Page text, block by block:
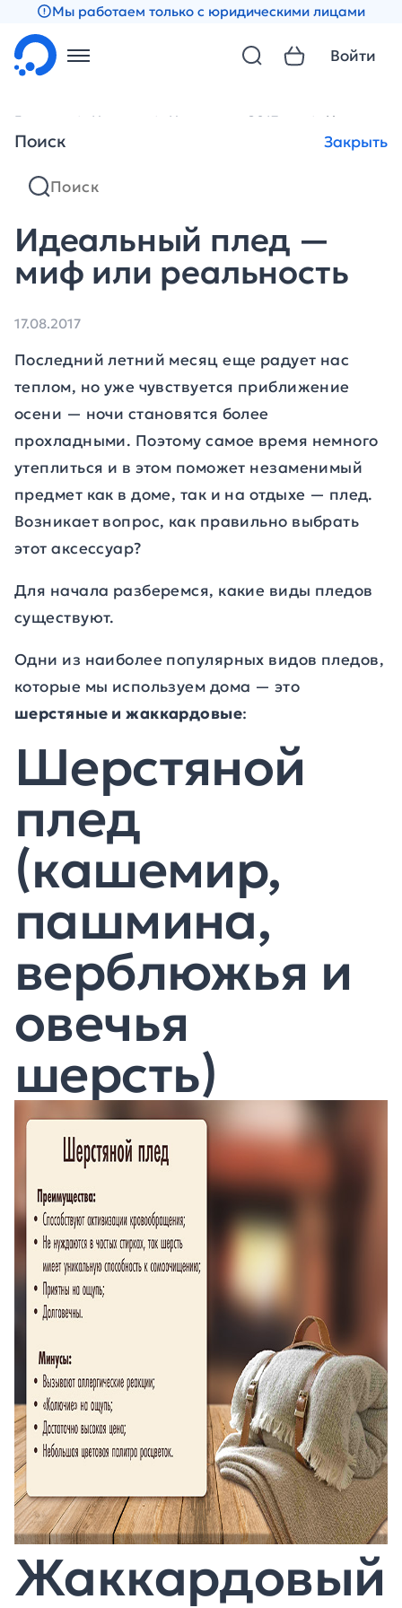
Мы работаем только с юридическими лицами
Поиск Закрыть
Войти
Главная Новости Новости за 2017 год
Идеальный плед —
миф или реальность
17.08.2017
Последний летний месяц еще радует нас
теплом, но уже чувствуется приближение
осени — ночи становятся более
прохладными. Поэтому самое время немного
утеплиться и в этом поможет незаменимый
предмет как в доме, так и на отдыхе — плед.
Возникает вопрос, как правильно выбрать
этот аксессуар?
Для начала разберемся, какие виды пледов
существуют.
Одни из наиболее популярных видов пледов,
которые мы используем дома — это
шерстяные и жаккардовые:
Шерстяной
плед
(кашемир,
пашмина,
верблюжья и
овечья
шерсть)
Жаккардовый